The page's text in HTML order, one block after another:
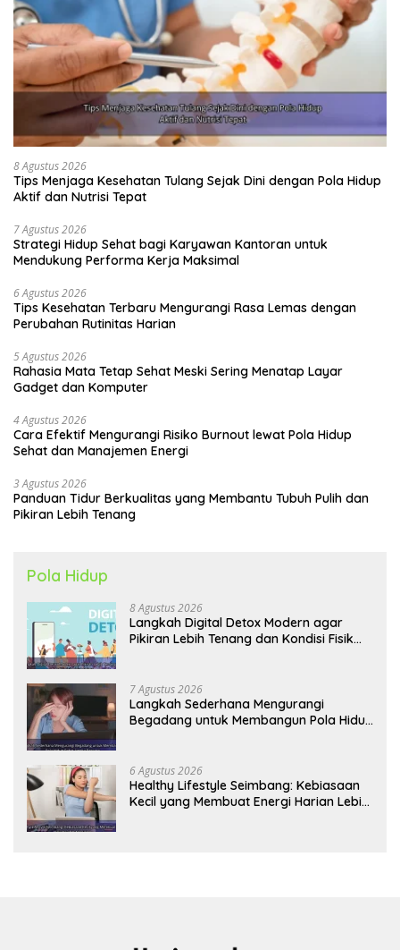
8 Agustus 2026
Tips Menjaga Kesehatan Tulang Sejak Dini dengan Pola Hidup
Aktif dan Nutrisi Tepat
7 Agustus 2026
Strategi Hidup Sehat bagi Karyawan Kantoran untuk
Mendukung Performa Kerja Maksimal
6 Agustus 2026
Tips Kesehatan Terbaru Mengurangi Rasa Lemas dengan
Perubahan Rutinitas Harian
5 Agustus 2026
Rahasia Mata Tetap Sehat Meski Sering Menatap Layar
Gadget dan Komputer
4 Agustus 2026
Cara Efektif Mengurangi Risiko Burnout lewat Pola Hidup
Sehat dan Manajemen Energi
3 Agustus 2026
Panduan Tidur Berkualitas yang Membantu Tubuh Pulih dan
Pikiran Lebih Tenang
Pola Hidup
8 Agustus 2026
Langkah Digital Detox Modern agar
Pikiran Lebih Tenang dan Kondisi Fisik
7 Agustus 2026
Langkah Sederhana Mengurangi
Begadang untuk Membangun Pola Hidup
6 Agustus 2026
Healthy Lifestyle Seimbang: Kebiasaan
Kecil yang Membuat Energi Harian Lebih